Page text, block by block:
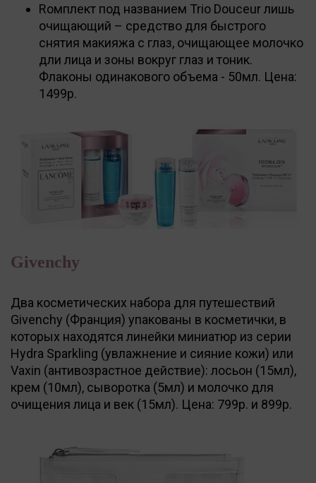
Rомплект под названием Trio Douceur лишь
очищающий – средство для быстрого
снятия макияжа с глаз, очищающее молочко
дли лица и зоны вокруг глаз и тоник.
Флаконы одинакового объема - 50мл. Цена:
1499р.
Givenchy
Два косметических набора для путешествий
Givenchy (Франция) упакованы в косметички, в
которых находятся линейки миниатюр из серии
Hydra Sparkling (увлажнение и сияние кожи) или
Vaxin (антивозрастное действие): лосьон (15мл),
крем (10мл), сыворотка (5мл) и молочко для
очищения лица и век (15мл). Цена: 799р. и 899р.